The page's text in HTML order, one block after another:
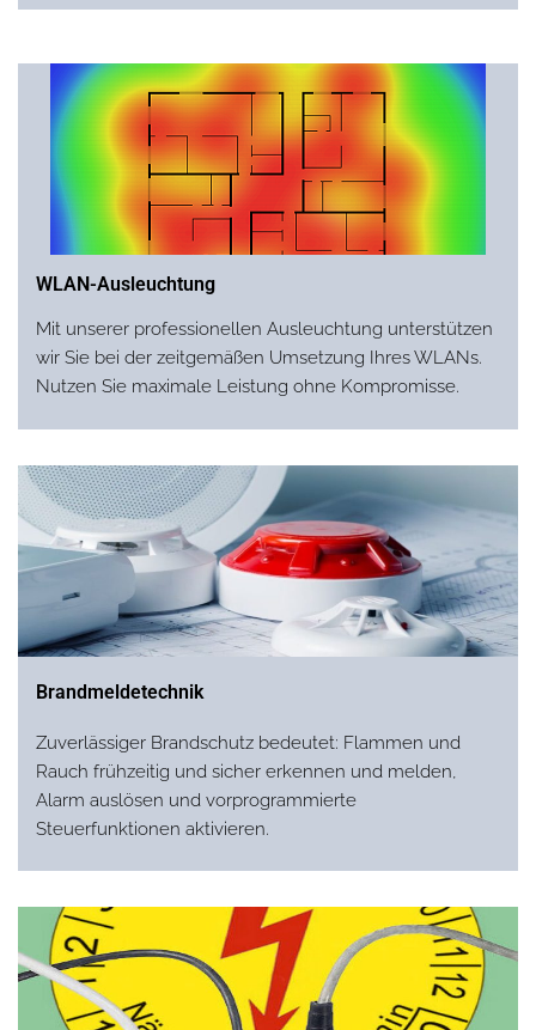
WLAN-Ausleuchtung
Mit unserer professionellen Ausleuchtung unterstützen
wir Sie bei der zeitgemäßen Umsetzung Ihres WLANs.
Nutzen Sie maximale Leistung ohne Kompromisse.
Brandmeldetechnik
Zuverlässiger Brandschutz bedeutet: Flammen und
Rauch frühzeitig und sicher erkennen und melden,
Alarm auslösen und vorprogrammierte
Steuerfunktionen aktivieren.